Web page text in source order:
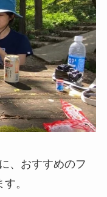
、おすすめのフ
。